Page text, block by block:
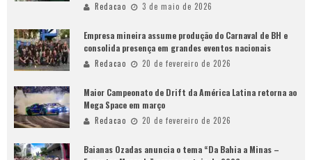
Redacao 3 de maio de 2026
Empresa mineira assume produção do Carnaval de BH e
consolida presença em grandes eventos nacionais
Redacao 20 de fevereiro de 2026
Maior Campeonato de Drift da América Latina retorna ao
Mega Space em março
Redacao 20 de fevereiro de 2026
Baianas Ozadas anuncia o tema “Da Bahia a Minas –